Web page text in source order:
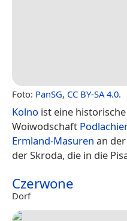
Foto: PanSG, CC BY-SA 4.0.
Kolno ist eine
Woiwodschaft
Ermland-Masuren an
der Skroda, die in die
Czerwone
Dorf